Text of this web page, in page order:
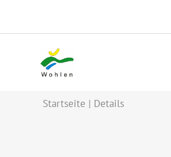
Startseite Details